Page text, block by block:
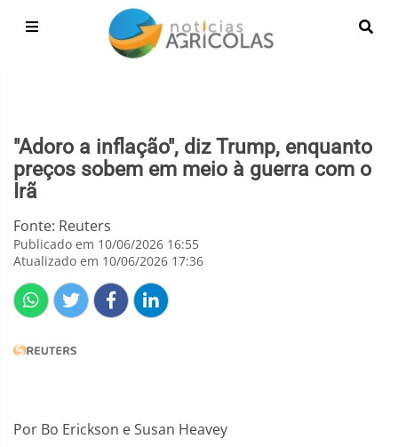
"Adoro a inflação", diz Trump, enquanto
preços sobem em meio à guerra com o
Irã
Fonte: Reuters
Publicado em 10/06/2026 16:55
Atualizado em 10/06/2026 17:36
Por Bo Erickson e Susan Heavey